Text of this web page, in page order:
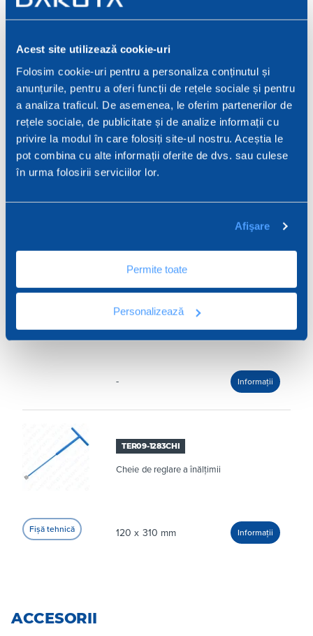
Acest site utilizează cookie-uri
Folosim cookie-uri pentru a personaliza conținutul și
anunțurile, pentru a oferi funcții de rețele sociale și pentru
a analiza traficul. De asemenea, le oferim partenerilor de
rețele sociale, de publicitate și de analize informații cu
privire la modul în care folosiți site-ul nostru. Aceștia le
pot combina cu alte informații oferite de dvs. sau culese
în urma folosirii serviciilor lor.
Afişare
Permite toate
Personalizează
120 mm
TER09-2299/4AH
Deflector cu 4 căi pentru Keradeck 30 -
Arkimede și Hercules
TER09-2299S/4AH
Deflector cu 4 căi pentru Keradeck 20 -
-
TER09-1283CHI
Cheie de reglare a înălțimii
120 x 310 mm
ACCESORII